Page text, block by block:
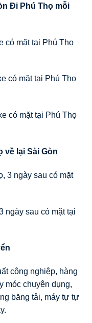
Đi Phú Thọ mỗi
có mặt tại Phú Thọ
có mặt tại Phú Thọ
có mặt tại Phú Thọ
về lại Sài Gòn
3 ngày sau có mặt
ngày sau có mặt tại
công nghiệp, hàng
móc chuyên dụng,
băng tải, máy tự tự